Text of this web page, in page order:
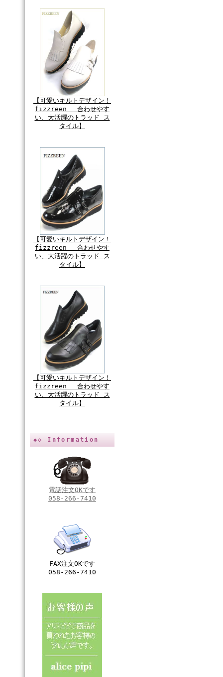
【可愛いキルトデザイン！
fizzreen 合わせやす
い、大活躍のトラッド ス
タイル】
【可愛いキルトデザイン！
fizzreen 合わせやす
い、大活躍のトラッド ス
タイル】
【可愛いキルトデザイン！
fizzreen 合わせやす
い、大活躍のトラッド ス
タイル】
◆◇ Information
電話注文OKです
058-266-7410
FAX注文OKです
058-266-7410